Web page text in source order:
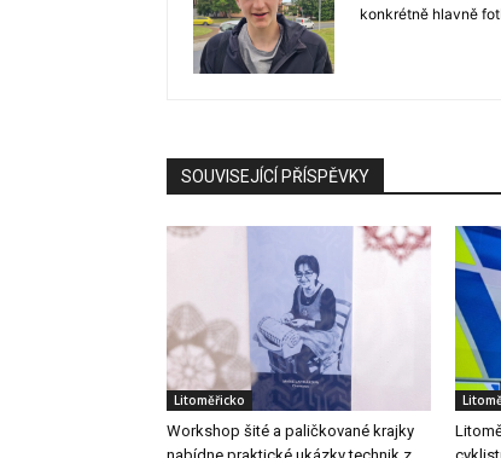
konkrétně hlavně
SOUVISEJÍCÍ PŘÍSPĚVKY
Litoměřicko
Workshop šité a paličkované krajky